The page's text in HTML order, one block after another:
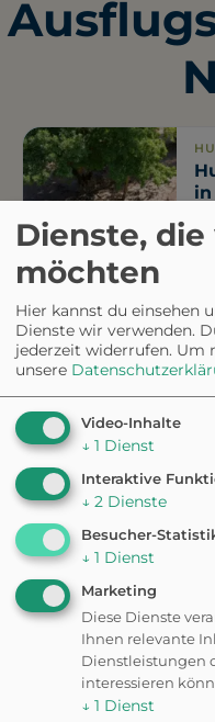
Dienste,
möchten
Hier kannst du einsehen
Dienste wir verwenden.
jederzeit widerrufen. Um
unsere
Video-Inhalte
↓ 1 Dienst
Interaktive
↓ 2 Dienste
Besucher-
↓ 1 Dienst
Marketing
Diese Dienste
Ihnen relevante
Dienstleistungen
interessieren
↓ 1 Dienst